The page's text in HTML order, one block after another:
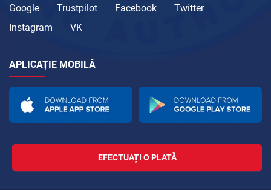
Google Trustpilot Facebook
Twitter
Instagram
VK
APLICAȚIE MOBILĂ
EFECTUAȚI O PLATĂ